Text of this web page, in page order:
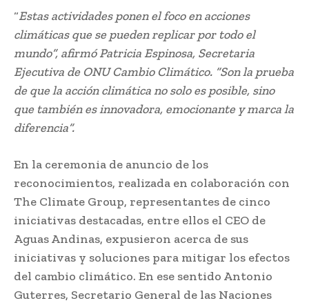
“Estas actividades ponen el foco en acciones
climáticas que se pueden replicar por todo el
mundo”, afirmó Patricia Espinosa, Secretaria
Ejecutiva de ONU Cambio Climático. “Son la prueba
de que la acción climática no solo es posible, sino
que también es innovadora, emocionante y marca la
diferencia”.
En la ceremonia de anuncio de los
reconocimientos, realizada en colaboración con
The Climate Group, representantes de cinco
iniciativas destacadas, entre ellos el CEO de
Aguas Andinas, expusieron acerca de sus
iniciativas y soluciones para mitigar los efectos
del cambio climático. En ese sentido Antonio
Guterres, Secretario General de las Naciones